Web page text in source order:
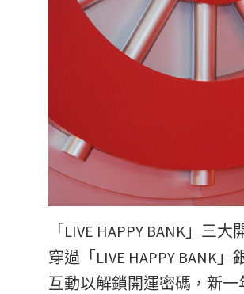
「LIVE HAPPY BANK」三
穿過「LIVE HAPPY BANK
互動以解鎖開運密碼，新